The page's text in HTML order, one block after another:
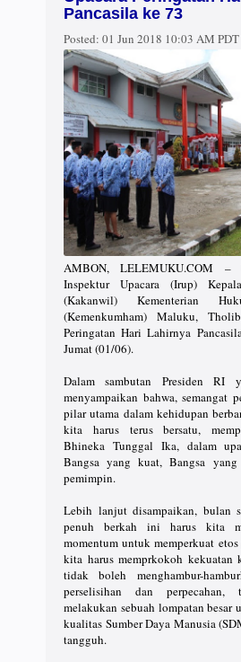
Pancasila ke 73
Posted: 01 Jun 2018 10:03 AM PDT
AMBON, LELEMUKU.COM –
Inspektur Upacara (Irup)
(Kakanwil) Kementerian
(Kemenkumham) Maluku,
Peringatan Hari Lahirnya
Jumat (01/06).
Dalam sambutan Presiden RI
menyampaikan bahwa, semangat
pilar utama dalam kehidupan
kita harus terus bersatu,
Bhineka Tunggal Ika, dalam
Bangsa yang kuat, Bangsa
pemimpin.
Lebih lanjut disampaikan, bulan
penuh berkah ini harus kita
momentum untuk memperkuat
kita harus memprkokoh kekuatan
tidak boleh menghambur-
perselisihan dan
melakukan sebuah lompatan besar
kualitas Sumber Daya Manusia
tangguh.